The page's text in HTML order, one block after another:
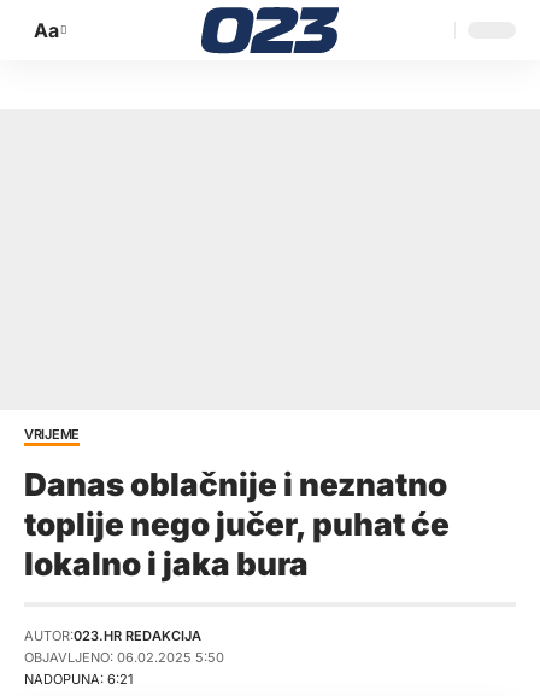
Promijeni
Aa
VRIJEME
Danas oblačnije i neznatno
toplije nego jučer, puhat će
lokalno i jaka bura
NADOPUNA: 6:21
AUTOR:023.HR REDAKCIJA
OBJAVLJENO: 06.02.2025 5:50